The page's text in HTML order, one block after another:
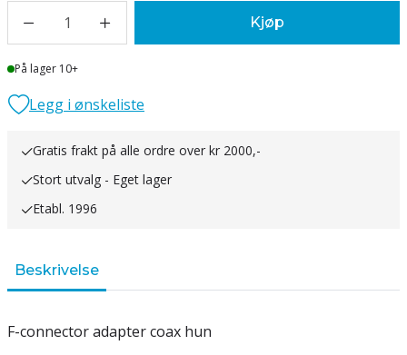
1 Kjøp
Lager
På lager 10+
Legg i ønskeliste
Gratis frakt på alle ordre over kr 2000,-
Stort utvalg - Eget lager
Etabl. 1996
Beskrivelse
F-connector adapter coax hun